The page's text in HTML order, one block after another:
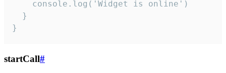
    console.log('Widget is online')
  }
}
startCall#